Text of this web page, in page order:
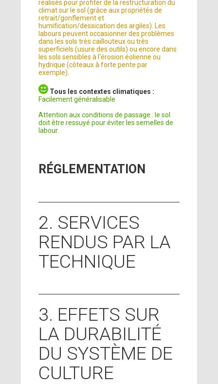
réalisés pour profiter de la restructuration du
climat sur le sol (grâce aux propriétés de
retrait/gonflement et
humification/dessication des argiles). Les
labours peuvent occasionner des problèmes
dans les sols très caillouteux ou très
superficiels (usure des outils) ou encore dans
les sols sensibles à l'érosion éolienne ou
hydrique (côteaux à forte pente par
exemple).
Tous les contextes climatiques :
Facilement généralisable
Attention aux conditions de passage : le sol
doit être ressuyé pour éviter les semelles de
labour.
RÉGLEMENTATION
2. SERVICES
RENDUS PAR LA
TECHNIQUE
3. EFFETS SUR
LA DURABILITÉ
DU SYSTÈME DE
CULTURE